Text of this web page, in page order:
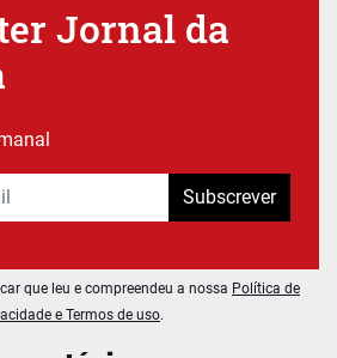
Jornal da
Subscrever
que leu e compreendeu a nossa Política de
e Termos de uso.